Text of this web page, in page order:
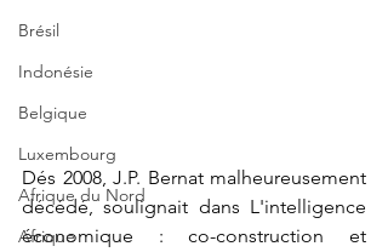
Brésil
Indonésie
Belgique
Luxembourg
Afrique du Nord
Afrique
Dés 2008, J.P. Bernat malheureusement
décédé, soulignait dans L'intelligence
économique : co-construction et